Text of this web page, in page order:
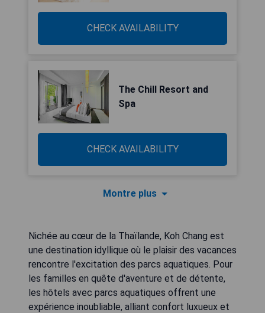
CHECK AVAILABILITY
The Chill Resort and
Spa
CHECK AVAILABILITY
Montre plus
Nichée au cœur de la Thaïlande, Koh Chang est
une destination idyllique où le plaisir des vacances
rencontre l'excitation des parcs aquatiques. Pour
les familles en quête d'aventure et de détente,
les hôtels avec parcs aquatiques offrent une
expérience inoubliable, alliant confort luxueux et